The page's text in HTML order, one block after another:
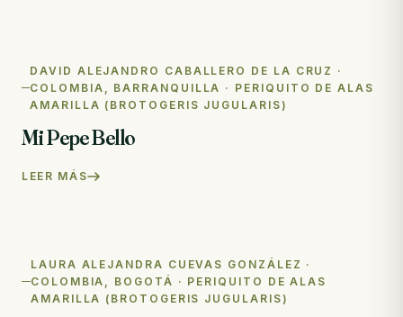
DAVID ALEJANDRO CABALLERO DE LA CRUZ ·
COLOMBIA, BARRANQUILLA · PERIQUITO DE ALAS
AMARILLA (BROTOGERIS JUGULARIS)
Mi Pepe Bello
LEER MÁS
LAURA ALEJANDRA CUEVAS GONZÁLEZ ·
COLOMBIA, BOGOTÁ · PERIQUITO DE ALAS
AMARILLA (BROTOGERIS JUGULARIS)